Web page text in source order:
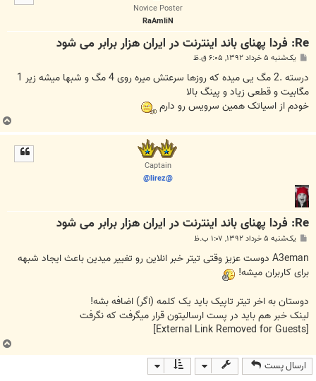
Novice Poster
RaAmIiN
Re: فردا پهنای باند اینترنت در ایران هزار برابر می شود
ت
یک‌شنبه ۵ خرداد ۱۳۹۲, ۶:۰۵ ق.ظ
درسته .2 مگ یی میده که روزها سرعتش میره روی 4 مگ و شبها میشه زیر 1
مگابیت و قطعی زیاد و پینگ بالا
خودم از اسیاتک همین سرویس رو دارم
Captain
@lirez@
Re: فردا پهنای باند اینترنت در ایران هزار برابر می شود
ت
یک‌شنبه ۵ خرداد ۱۳۹۲, ۱:۰۷ ب.ظ
A3eman دوست عزیز وقتی تیتر خبر انلاین رو تغییر میدین باعث ایجاد شبهه
برای کاربران میشه!
دوستان به اخر تیتر تاپیک باید یک کلمه (اگر) اضافه بشه!
لینک خبر هم باید در پست ارسالیتون قرار میگرفت که نگرفت
[External Link Removed for Guests]
ارسال پست